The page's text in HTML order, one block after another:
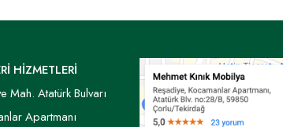
HİZMETLERİ
Mah. Atatürk Bulvarı
Apartmanı